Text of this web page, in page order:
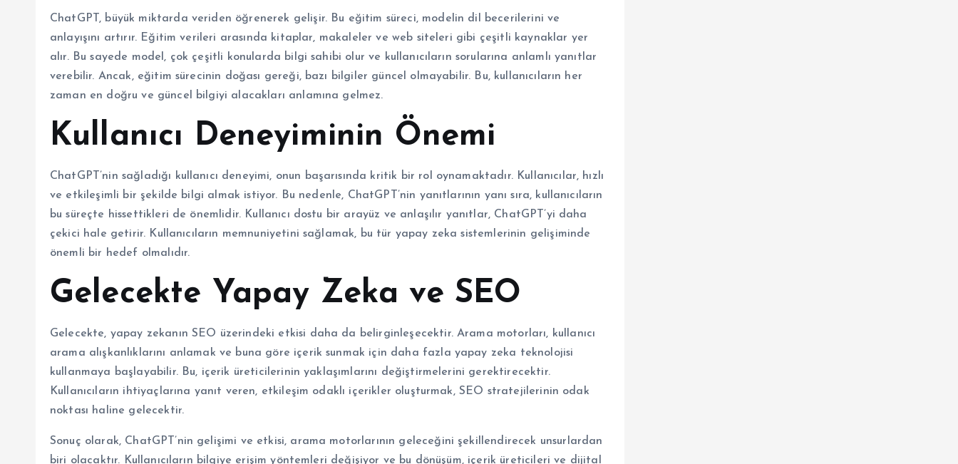
ChatGPT, büyük miktarda veriden öğrenerek gelişir. Bu eğitim süreci, modelin dil becerilerini ve
anlayışını artırır. Eğitim verileri arasında kitaplar, makaleler ve web siteleri gibi çeşitli kaynaklar yer
alır. Bu sayede model, çok çeşitli konularda bilgi sahibi olur ve kullanıcıların sorularına anlamlı yanıtlar
verebilir. Ancak, eğitim sürecinin doğası gereği, bazı bilgiler güncel olmayabilir. Bu, kullanıcıların her
zaman en doğru ve güncel bilgiyi alacakları anlamına gelmez.
Kullanıcı Deneyiminin Önemi
ChatGPT’nin sağladığı kullanıcı deneyimi, onun başarısında kritik bir rol oynamaktadır. Kullanıcılar, hızlı
ve etkileşimli bir şekilde bilgi almak istiyor. Bu nedenle, ChatGPT’nin yanıtlarının yanı sıra, kullanıcıların
bu süreçte hissettikleri de önemlidir. Kullanıcı dostu bir arayüz ve anlaşılır yanıtlar, ChatGPT’yi daha
çekici hale getirir. Kullanıcıların memnuniyetini sağlamak, bu tür yapay zeka sistemlerinin gelişiminde
önemli bir hedef olmalıdır.
Gelecekte Yapay Zeka ve SEO
Gelecekte, yapay zekanın SEO üzerindeki etkisi daha da belirginleşecektir. Arama motorları, kullanıcı
arama alışkanlıklarını anlamak ve buna göre içerik sunmak için daha fazla yapay zeka teknolojisi
kullanmaya başlayabilir. Bu, içerik üreticilerinin yaklaşımlarını değiştirmelerini gerektirecektir.
Kullanıcıların ihtiyaçlarına yanıt veren, etkileşim odaklı içerikler oluşturmak, SEO stratejilerinin odak
noktası haline gelecektir.
Sonuç olarak, ChatGPT’nin gelişimi ve etkisi, arama motorlarının geleceğini şekillendirecek unsurlardan
biri olacaktır. Kullanıcıların bilgiye erişim yöntemleri değişiyor ve bu dönüşüm, içerik üreticileri ve dijital